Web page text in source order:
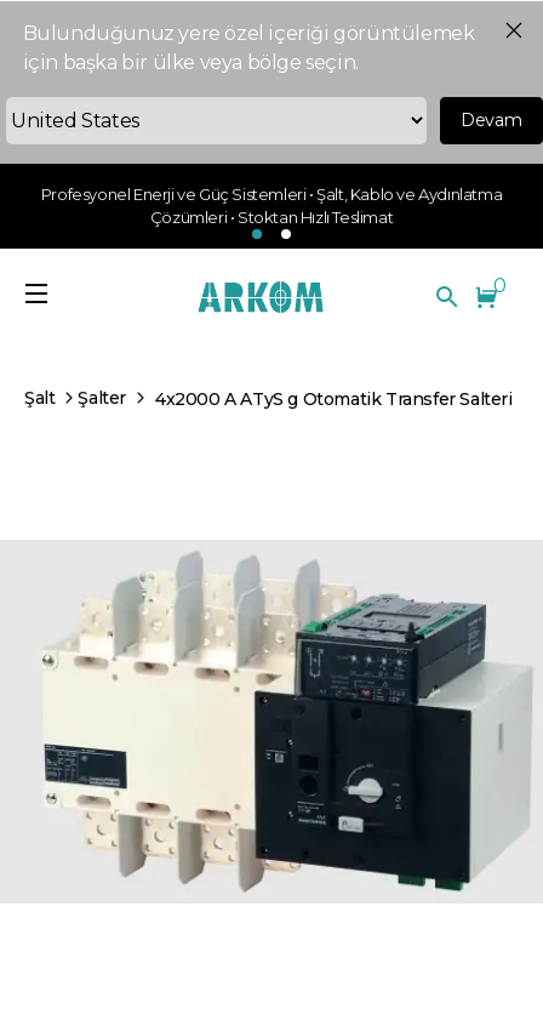
Bulunduğunuz yere özel içeriği görüntülemek
için başka bir ülke veya bölge seçin.
Devam
Profesyonel Enerji ve Güç Sistemleri • Şalt, Kablo ve Aydınlatma
Çözümleri • Stoktan Hızlı Teslimat
0
Şalt Şalter 4x2000 A ATyS g Otomatik Transfer Salteri